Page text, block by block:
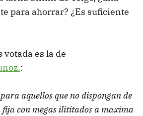
para ahorrar? ¿Es suficiente
votada es la de
:
aquellos que no dispongan de
fija con megas ilititados a maxima